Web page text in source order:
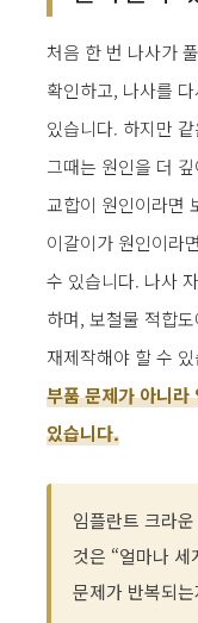
처음 한 번 나사가
확인하고, 나사를
있습니다. 하지만
그때는 원인을 더
교합이 원인이라면
이갈이가 원인이라
수 있습니다. 나사
하며, 보철물 적합
재제작해야 할 수
부품 문제가 아니라
있습니다.
임플란트 크라
것은 “얼마나
문제가 반복되